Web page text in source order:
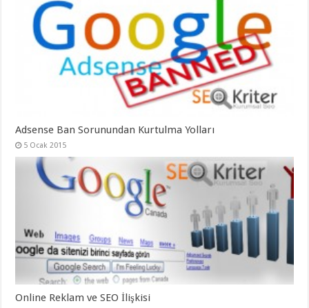
Adsense Ban Sorunundan Kurtulma Yolları
5 Ocak 2015
Online Reklam ve SEO İlişkisi